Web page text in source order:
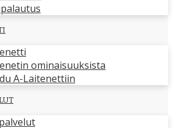
ominaisuuksista
A-Laitenettiin